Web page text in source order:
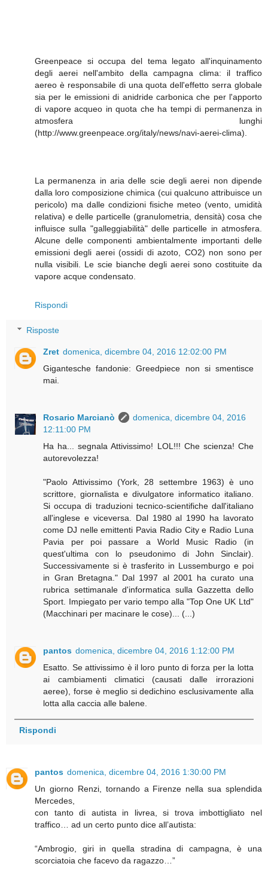
Greenpeace si occupa del tema legato all'inquinamento
degli aerei nell'ambito della campagna clima: il traffico
aereo è responsabile di una quota dell'effetto serra globale
sia per le emissioni di anidride carbonica che per l'apporto
di vapore acqueo in quota che ha tempi di permanenza in
atmosfera lunghi
(http://www.greenpeace.org/italy/news/navi-aerei-clima).
La permanenza in aria delle scie degli aerei non dipende
dalla loro composizione chimica (cui qualcuno attribuisce un
pericolo) ma dalle condizioni fisiche meteo (vento, umidità
relativa) e delle particelle (granulometria, densità) cosa che
influisce sulla "galleggiabilità" delle particelle in atmosfera.
Alcune delle componenti ambientalmente importanti delle
emissioni degli aerei (ossidi di azoto, CO2) non sono per
nulla visibili. Le scie bianche degli aerei sono costituite da
vapore acque condensato.
Rispondi
Risposte
Zret domenica, dicembre 04, 2016 12:02:00 PM
Gigantesche fandonie: Greedpiece non si smentisce
mai.
Rosario Marcianò
domenica, dicembre 04, 2016
12:11:00 PM
Ha ha... segnala Attivissimo! LOL!!! Che scienza! Che
autorevolezza!
"Paolo Attivissimo (York, 28 settembre 1963) è uno
scrittore, giornalista e divulgatore informatico italiano.
Si occupa di traduzioni tecnico-scientifiche dall'italiano
all'inglese e viceversa. Dal 1980 al 1990 ha lavorato
come DJ nelle emittenti Pavia Radio City e Radio Luna
Pavia per poi passare a World Music Radio (in
quest'ultima con lo pseudonimo di John Sinclair).
Successivamente si è trasferito in Lussemburgo e poi
in Gran Bretagna." Dal 1997 al 2001 ha curato una
rubrica settimanale d'informatica sulla Gazzetta dello
Sport. Impiegato per vario tempo alla "Top One UK Ltd"
(Macchinari per macinare le cose)... (...)
pantos domenica, dicembre 04, 2016 1:12:00 PM
Esatto. Se attivissimo è il loro punto di forza per la lotta
ai cambiamenti climatici (causati dalle irrorazioni
aeree), forse è meglio si dedichino esclusivamente alla
lotta alla caccia alle balene.
Rispondi
pantos domenica, dicembre 04, 2016 1:30:00 PM
Un giorno Renzi, tornando a Firenze nella sua splendida
Mercedes,
con tanto di autista in livrea, si trova imbottigliato nel
traffico… ad un certo punto dice all’autista:
“Ambrogio, giri in quella stradina di campagna, è una
scorciatoia che facevo da ragazzo…”